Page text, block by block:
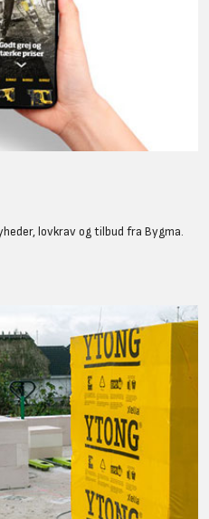
lovkrav og tilbud fra Bygma.